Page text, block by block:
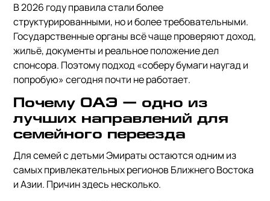
В 2026 году правила стали более
структурированными, но и более требовательными.
Государственные органы всё чаще проверяют доход,
жильё, документы и реальное положение дел
спонсора. Поэтому подход «соберу бумаги наугад и
попробую» сегодня почти не работает.
Почему ОАЭ — одно из
лучших направлений для
семейного переезда
Для семей с детьми Эмираты остаются одним из
самых привлекательных регионов Ближнего Востока
и Азии. Причин здесь несколько.